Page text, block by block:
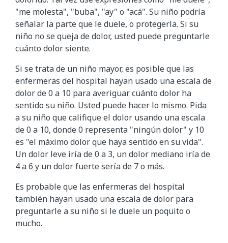
"me molesta", "buba", "ay" o "acá". Su niño podría
señalar la parte que le duele, o protegerla. Si su
niño no se queja de dolor, usted puede preguntarle
cuánto dolor siente.
Si se trata de un niño mayor, es posible que las
enfermeras del hospital hayan usado una escala de
dolor de 0 a 10 para averiguar cuánto dolor ha
sentido su niño. Usted puede hacer lo mismo. Pida
a su niño que califique el dolor usando una escala
de 0 a 10, donde 0 representa "ningún dolor" y 10
es "el máximo dolor que haya sentido en su vida".
Un dolor leve iría de 0 a 3, un dolor mediano iría de
4 a 6 y un dolor fuerte sería de 7 o más.
Es probable que las enfermeras del hospital
también hayan usado una escala de dolor para
preguntarle a su niño si le duele un poquito o
mucho.